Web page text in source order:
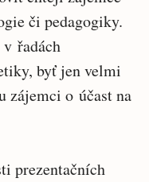
či pedagogiky.
řadách
byť jen velmi
zájemci o účast na
prezentačních